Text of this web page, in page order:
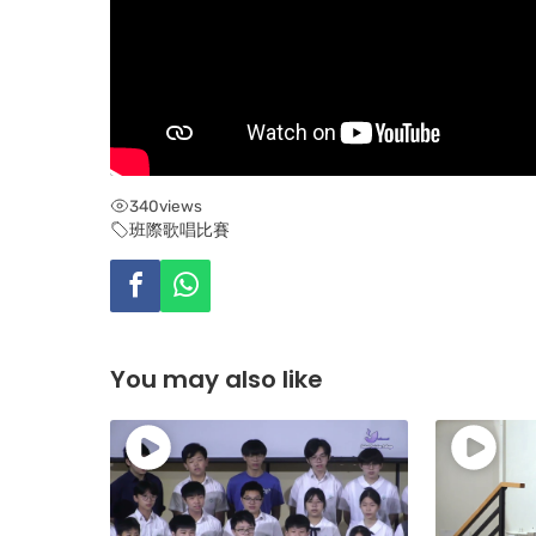
340views
班際歌唱比賽
You may also like